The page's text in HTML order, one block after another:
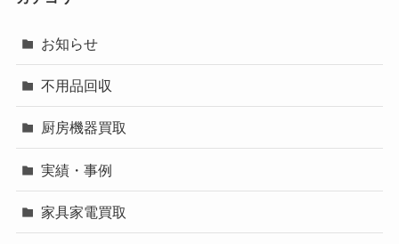
お知らせ
不用品回収
厨房機器買取
実績・事例
家具家電買取